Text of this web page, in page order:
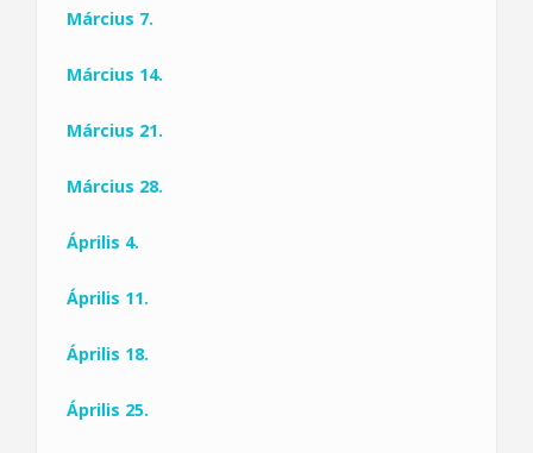
Március 7.
Március 14.
Március 21.
Március 28.
Április 4.
Április 11.
Április 18.
Április 25.